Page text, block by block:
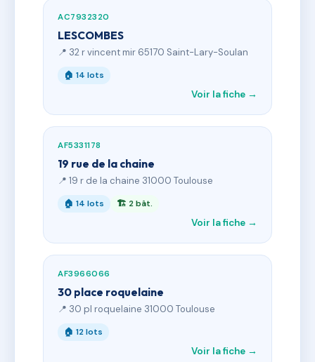
AC7932320
LESCOMBES
📍 32 r vincent mir 65170 Saint-Lary-Soulan
🏠 14 lots
Voir la fiche →
AF5331178
19 rue de la chaine
📍 19 r de la chaine 31000 Toulouse
🏠 14 lots 🏗 2 bât.
Voir la fiche →
AF3966066
30 place roquelaine
📍 30 pl roquelaine 31000 Toulouse
🏠 12 lots
Voir la fiche →